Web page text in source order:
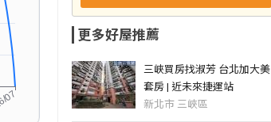
更多好屋推薦
三峽買房找淑芳 台北加大美
套房 | 近未來捷運站
新北市 三峽區